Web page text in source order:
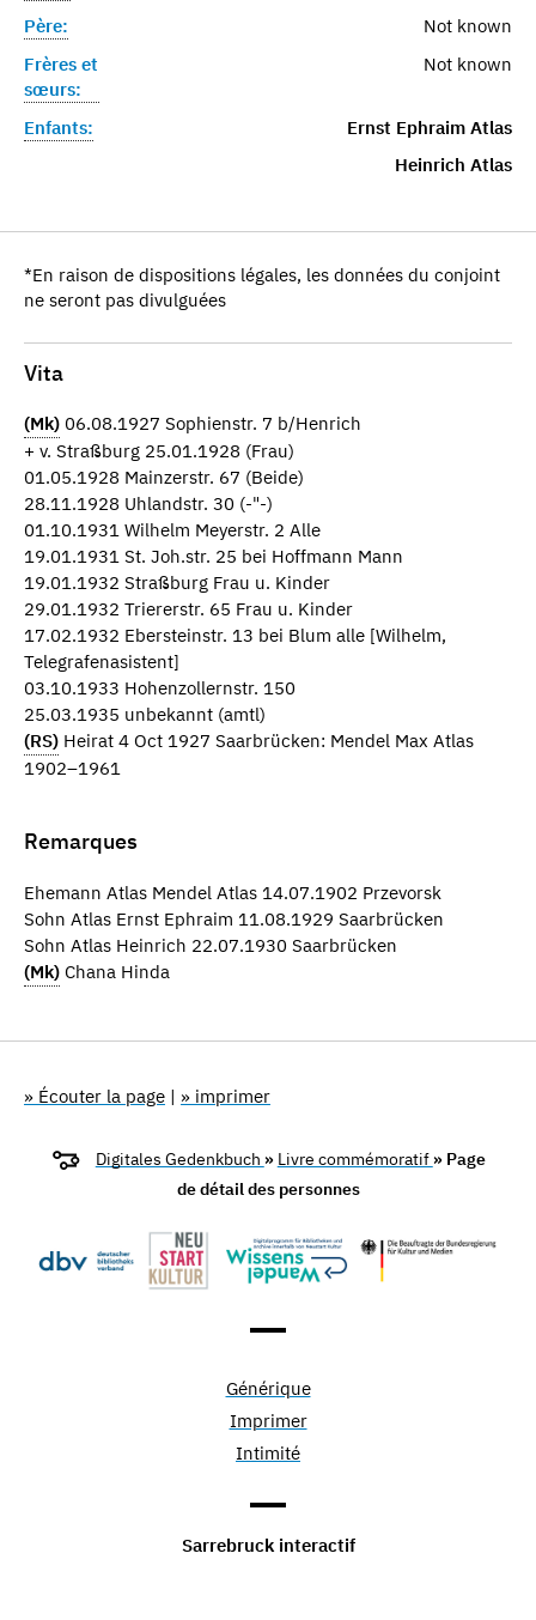
Père:
Not known
Frères et
sœurs:
Not known
Enfants:
Ernst Ephraim Atlas
Heinrich Atlas
*En raison de dispositions légales, les données du conjoint
ne seront pas divulguées
Vita
(Mk) 06.08.1927 Sophienstr. 7 b/Henrich
+ v. Straßburg 25.01.1928 (Frau)
01.05.1928 Mainzerstr. 67 (Beide)
28.11.1928 Uhlandstr. 30 (-"-)
01.10.1931 Wilhelm Meyerstr. 2 Alle
19.01.1931 St. Joh.str. 25 bei Hoffmann Mann
19.01.1932 Straßburg Frau u. Kinder
29.01.1932 Triererstr. 65 Frau u. Kinder
17.02.1932 Ebersteinstr. 13 bei Blum alle [Wilhelm,
Telegrafenasistent]
03.10.1933 Hohenzollernstr. 150
25.03.1935 unbekannt (amtl)
(RS) Heirat 4 Oct 1927 Saarbrücken: Mendel Max Atlas
1902–1961
Remarques
Ehemann Atlas Mendel Atlas 14.07.1902 Przevorsk
Sohn Atlas Ernst Ephraim 11.08.1929 Saarbrücken
Sohn Atlas Heinrich 22.07.1930 Saarbrücken
(Mk) Chana Hinda
» Écouter la page | » imprimer
Digitales Gedenkbuch » Livre commémoratif » Page
de détail des personnes
Générique
Imprimer
Intimité
Sarrebruck interactif